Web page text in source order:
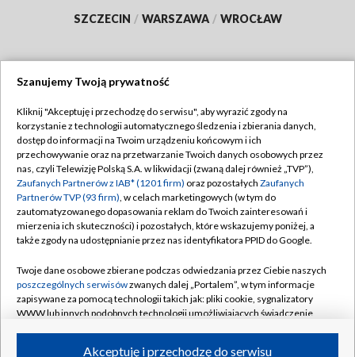
SZCZECIN / WARSZAWA / WROCŁAW
TVP
Abonament TVP
Emisja w TVP
Centrum informacji TVP
Naziemna Telewizja Cyfrowa
Rada Programowa
System NOS
Informacje o nadawcy
Regulamin TVP
Polityka prywatności
Moje zgody
Pomoc
Kontakt
Kanały
Szanujemy Twoją prywatność
Kliknij "Akceptuję i przechodzę do serwisu", aby wyrazić zgody na
korzystanie z technologii automatycznego śledzenia i zbierania danych,
dostęp do informacji na Twoim urządzeniu końcowym i ich
przechowywanie oraz na przetwarzanie Twoich danych osobowych przez
nas, czyli Telewizję Polską S.A. w likwidacji (zwaną dalej również „TVP”),
Zaufanych Partnerów z IAB* (1201 firm) oraz pozostałych Zaufanych
Partnerów TVP (93 firm), w celach marketingowych (w tym do
zautomatyzowanego dopasowania reklam do Twoich zainteresowań i
mierzenia ich skuteczności) i pozostałych, które wskazujemy poniżej, a
także zgody na udostępnianie przez nas identyfikatora PPID do Google.
Twoje dane osobowe zbierane podczas odwiedzania przez Ciebie naszych
poszczególnych serwisówzwanych dalej „Portalem”, w tym informacje
zapisywane za pomocą technologii takich jak: pliki cookie, sygnalizatory
WWW lub innych podobnych technologii umożliwiających świadczenie
Akceptuję i przechodzę do serwisu